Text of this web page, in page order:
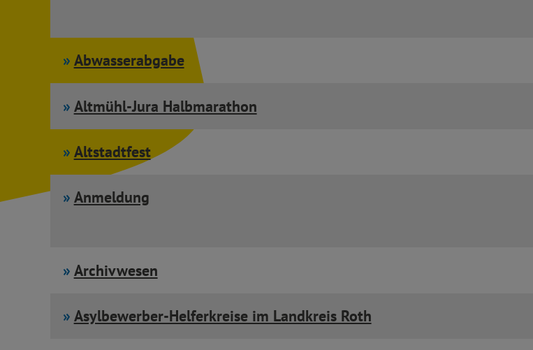
Abwasserabgabe
Altmühl-Jura Halbmarathon
Altstadtfest
Anmeldung
Archivwesen
Asylbewerber-Helferkreise im Landkreis Roth